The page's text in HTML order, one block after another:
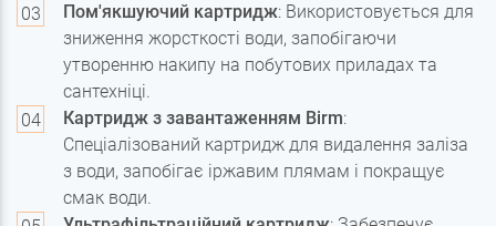
Пом'якшуючий картридж: Використовується для
зниження жорсткості води, запобігаючи
утворенню накипу на побутових приладах та
сантехніці.
Картридж з завантаженням Birm:
Спеціалізований картридж для видалення заліза
з води, запобігає іржавим плямам і покращує
смак води.